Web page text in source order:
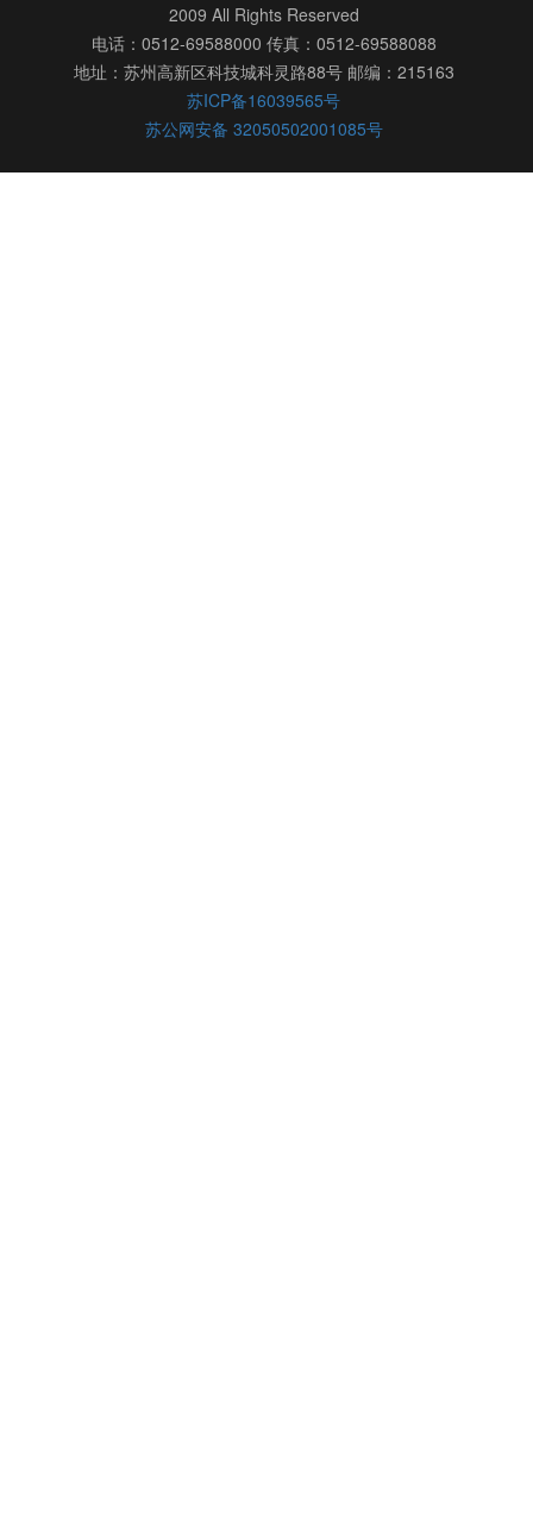
2009 All Rights Reserved
电话：0512-69588000 传真：0512-69588088
地址：苏州高新区科技城科灵路88号 邮编：215163
苏ICP备16039565号
苏公网安备 32050502001085号